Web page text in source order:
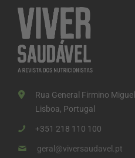
Rua General Firmino
Lisboa, Portugal
+351 218 110 100
geral@viversaudavel.pt